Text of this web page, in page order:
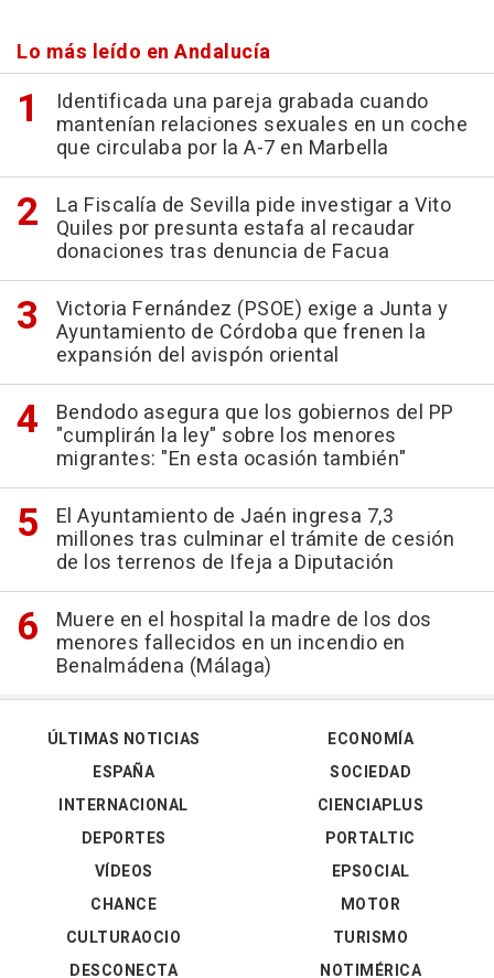
Lo más leído en Andalucía
Identificada una pareja grabada cuando
mantenían relaciones sexuales en un coche
que circulaba por la A-7 en Marbella
La Fiscalía de Sevilla pide investigar a Vito
Quiles por presunta estafa al recaudar
donaciones tras denuncia de Facua
Victoria Fernández (PSOE) exige a Junta y
Ayuntamiento de Córdoba que frenen la
expansión del avispón oriental
Bendodo asegura que los gobiernos del PP
"cumplirán la ley" sobre los menores
migrantes: "En esta ocasión también"
El Ayuntamiento de Jaén ingresa 7,3
millones tras culminar el trámite de cesión
de los terrenos de Ifeja a Diputación
Muere en el hospital la madre de los dos
menores fallecidos en un incendio en
Benalmádena (Málaga)
ÚLTIMAS NOTICIAS
ESPAÑA
INTERNACIONAL
DEPORTES
VÍDEOS
ECONOMÍA
SOCIEDAD
CIENCIAPLUS
PORTALTIC
EPSOCIAL
CHANCE
CULTURAOCIO
DESCONECTA
MOTOR
TURISMO
NOTIMÉRICA